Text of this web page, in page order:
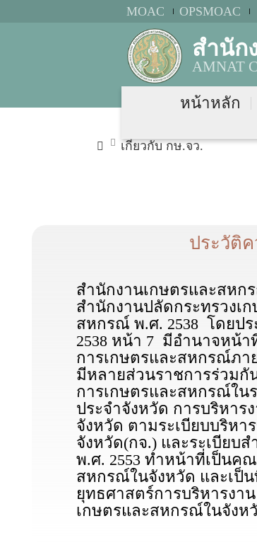
MOAC OPSMOAC
สำนัก
AMNAT
หน้าหลัก
เกี่ยวกับ กษ.จว.
ประวัติ
สำนักงานเกษตรและสหก
สำนักงานปลัดกระทรวงเ
สหกรณ์ พ.ศ. 2538 โดยป
2538 หน้า 7 มีอำนาจหน้
การเกษตรและสหกรณ์ภ
มีหลายส่วนราชการร่วม
การเกษตรและสหกรณ์ใน
ประจำจังหวัด การบริหา
จังหวัด ตามระเบียบบริห
จังหวัด(กจ.) และระเบียบ
พ.ศ. 2553 ทำหน้าที่เป็นค
สหกรณ์ในจังหวัด และเป็
ยุทธศาสตร์การบริหารงา
เกษตรและสหกรณ์ในจังห